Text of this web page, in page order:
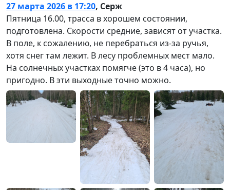
27 марта 2026 в 17:20, Серж
Пятница 16.00, трасса в хорошем состоянии,
подготовлена. Скорости средние, зависят от участка.
В поле, к сожалению, не перебраться из-за ручья,
хотя снег там лежит. В лесу проблемных мест мало.
На солнечных участках помягче (это в 4 часа), но
пригодно. В эти выходные точно можно.